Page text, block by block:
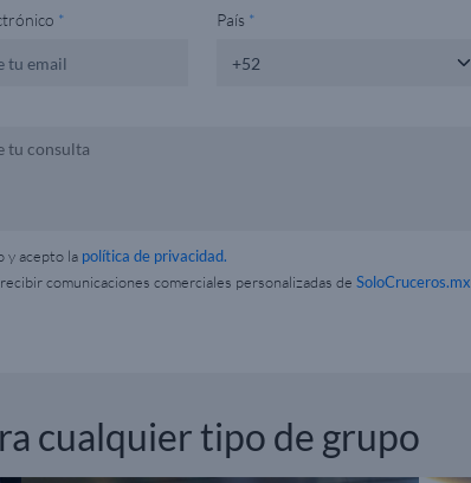
* País *
y acepto la política de privacidad.
comunicaciones comerciales personalizadas de SoloCruceros.mx
cualquier tipo de grupo